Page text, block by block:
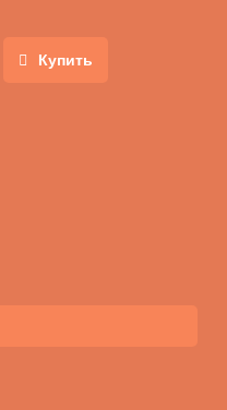
Купить